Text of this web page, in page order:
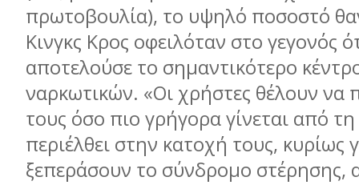
πρωτοβουλία), το υψηλό ποσοστό
Κινγκς Κρος οφειλόταν στο γεγονός
αποτελούσε το σημαντικότερο
ναρκωτικών. «Οι χρήστες θέλουν να
τους όσο πιο γρήγορα γίνεται από
περιέλθει στην κατοχή τους, κυρίως
ξεπεράσουν το σύνδρομο στέρησης,